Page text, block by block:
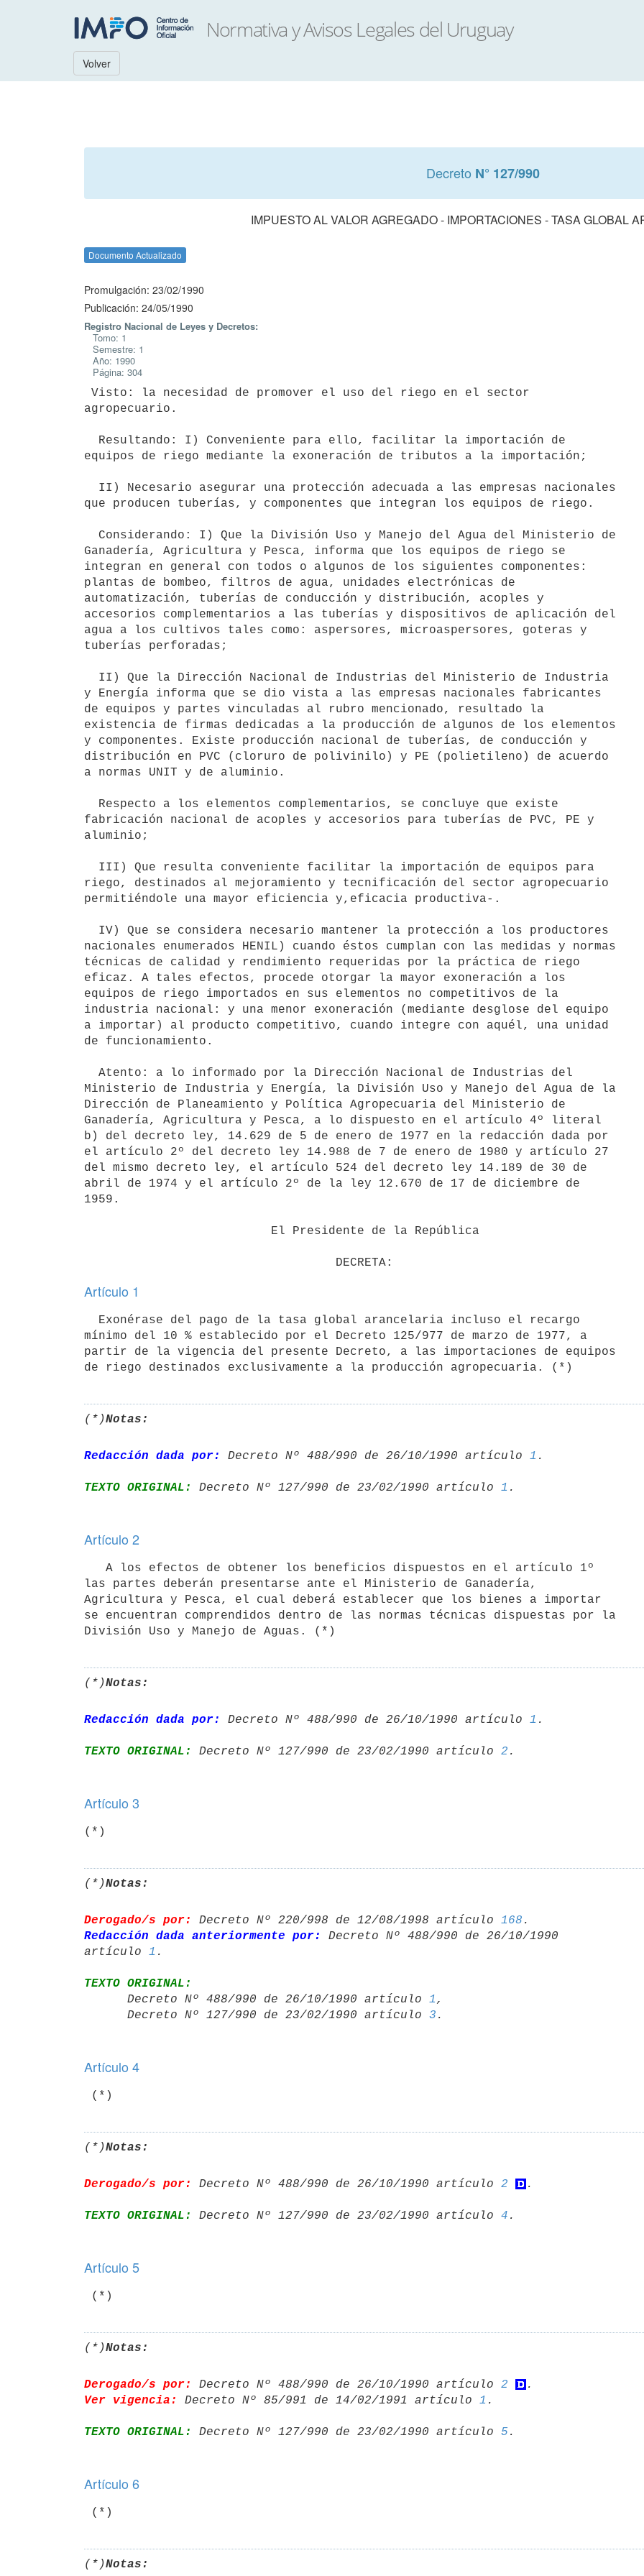
Volver
Decreto N° 127/990
IMPUESTO AL VALOR AGREGADO - IMPORTACIONES - TASA GLOBAL
Documento Actualizado
Promulgación: 23/02/1990
Publicación: 24/05/1990
Registro Nacional de Leyes y Decretos:
Tomo: 1
Semestre: 1
Año: 1990
Página: 304
agropecuario.
equipos de riego mediante la exoneración de tributos a la importación;
que producen tuberías, y componentes que integran los equipos de riego.
Ganadería, Agricultura y Pesca, informa que los equipos de riego se
integran en general con todos o algunos de los siguientes componentes:
plantas de bombeo, filtros de agua, unidades electrónicas de
automatización, tuberías de conducción y distribución, acoples y
accesorios complementarios a las tuberías y dispositivos de aplicación del
agua a los cultivos tales como: aspersores, microaspersores, goteras y
tuberías perforadas;
y Energía informa que se dio vista a las empresas nacionales fabricantes
de equipos y partes vinculadas al rubro mencionado, resultado la
existencia de firmas dedicadas a la producción de algunos de los elementos
y componentes. Existe producción nacional de tuberías, de conducción y
distribución en PVC (cloruro de polivinilo) y PE (polietileno) de acuerdo
a normas UNIT y de aluminio.
fabricación nacional de acoples y accesorios para tuberías de PVC, PE y
aluminio;
riego, destinados al mejoramiento y tecnificación del sector agropecuario
permitiéndole una mayor eficiencia y,eficacia productiva-.
nacionales enumerados HENIL) cuando éstos cumplan con las medidas y normas
técnicas de calidad y rendimiento requeridas por la práctica de riego
eficaz. A tales efectos, procede otorgar la mayor exoneración a los
equipos de riego importados en sus elementos no competitivos de la
industria nacional: y una menor exoneración (mediante desglose del equipo
a importar) al producto competitivo, cuando integre con aquél, una unidad
de funcionamiento.
Ministerio de Industria y Energía, la División Uso y Manejo del Agua de la
Dirección de Planeamiento y Política Agropecuaria del Ministerio de
Ganadería, Agricultura y Pesca, a lo dispuesto en el artículo 4º literal
b) del decreto ley, 14.629 de 5 de enero de 1977 en la redacción dada por
el artículo 2º del decreto ley 14.988 de 7 de enero de 1980 y artículo 27
del mismo decreto ley, el artículo 524 del decreto ley 14.189 de 30 de
abril de 1974 y el artículo 2º de la ley 12.670 de 17 de diciembre de
1959.
Artículo 1
mínimo del 10 % establecido por el Decreto 125/977 de marzo de 1977, a
partir de la vigencia del presente Decreto, a las importaciones de equipos
(*)Notas:
Redacción dada por: Decreto Nº 488/990 de 26/10/1990 artículo 1
TEXTO ORIGINAL: Decreto Nº 127/990 de 23/02/1990 artículo 1
Artículo 2
las partes deberán presentarse ante el Ministerio de Ganadería,
Agricultura y Pesca, el cual deberá establecer que los bienes a importar
se encuentran comprendidos dentro de las normas técnicas dispuestas por la
(*)Notas:
Redacción dada por: Decreto Nº 488/990 de 26/10/1990 artículo 1
TEXTO ORIGINAL: Decreto Nº 127/990 de 23/02/1990 artículo 2
Artículo 3
(*)Notas:
Derogado/s por: Decreto Nº 220/998 de 12/08/1998 artículo 168
Redacción dada anteriormente por:
Decreto Nº 488/990 de 26/10/1990
artículo 1
TEXTO ORIGINAL:
Decreto Nº 488/990 de 26/10/1990 artículo 1 ,
      Decreto Nº 127/990 de 23/02/1990 artículo
3
Artículo 4
(*)Notas:
Derogado/s por: Decreto Nº 488/990 de 26/10/1990 artículo 2
TEXTO ORIGINAL: Decreto Nº 127/990 de 23/02/1990 artículo 4
Artículo 5
(*)Notas:
Derogado/s por: Decreto Nº 488/990 de 26/10/1990 artículo 2
Ver vigencia:
Decreto Nº 85/991 de 14/02/1991 artículo 1
TEXTO ORIGINAL: Decreto Nº 127/990 de 23/02/1990 artículo 5
Artículo 6
(*)Notas: